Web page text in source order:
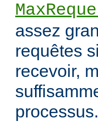
assez
requêtes
recevoir,
processus.